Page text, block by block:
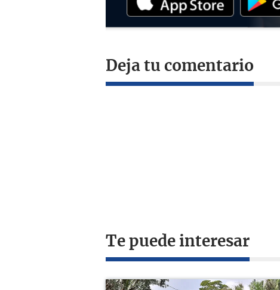
Deja tu comentario
Te puede interesar